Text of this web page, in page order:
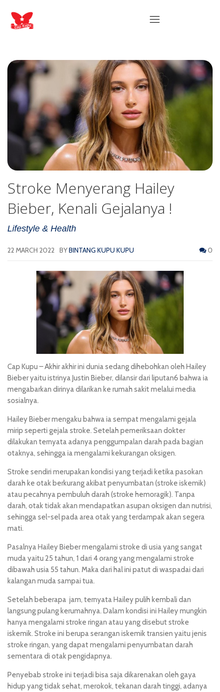
Stroke Menyerang Hailey
Bieber, Kenali Gejalanya !
Lifestyle & Health
22 MARCH 2022 BYBINTANG KUPU KUPU 0
Cap Kupu – Akhir akhir ini dunia sedang dihebohkan oleh Hailey
Bieber yaitu istrinya Justin Bieber, dilansir dari liputan6 bahwa ia
mengabarkan dirinya dilarikan ke rumah sakit melalui media
sosialnya.
Hailey Bieber mengaku bahwa ia sempat mengalami gejala
mirip seperti gejala stroke. Setelah pemeriksaan dokter
dilakukan ternyata adanya penggumpalan darah pada bagian
otaknya, sehingga ia mengalami kekurangan oksigen.
Stroke sendiri merupakan kondisi yang terjadi ketika pasokan
darah ke otak berkurang akibat penyumbatan (stroke iskemik)
atau pecahnya pembuluh darah (stroke hemoragik). Tanpa
darah, otak tidak akan mendapatkan asupan oksigen dan nutrisi,
sehingga sel-sel pada area otak yang terdampak akan segera
mati.
Pasalnya Hailey Bieber mengalami stroke di usia yang sangat
muda yaitu 25 tahun, 1 dari 4 orang yang mengalami stroke
dibawah usia 55 tahun. Maka dari hal ini patut di waspadai dari
kalangan muda sampai tua.
Setelah beberapa jam, ternyata Hailey pulih kembali dan
langsung pulang kerumahnya. Dalam kondisi ini Hailey mungkin
hanya mengalami stroke ringan atau yang disebut stroke
iskemik. Stroke ini berupa serangan iskemik transien yaitu jenis
stroke ringan, yang dapat mengalami penyumbatan darah
sementara di otak pengidapnya.
Penyebab stroke ini terjadi bisa saja dikarenakan oleh gaya
hidup yang tidak sehat, merokok, tekanan darah tinggi, adanya